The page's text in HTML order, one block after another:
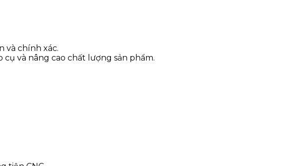
và chính xác.
và nâng cao chất lượng sản phẩm.